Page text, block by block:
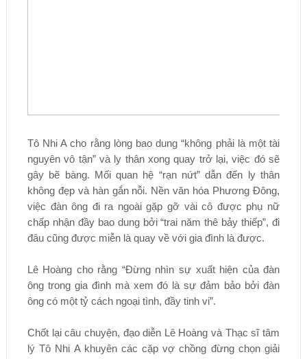
Tô Nhi A cho rằng lòng bao dung “không phải là một tài
nguyên vô tận” và ly thân xong quay trở lại, việc đó sẽ
gây bẽ bàng. Mối quan hệ “rạn nứt” dẫn đến ly thân
không đẹp và hàn gắn nỗi. Nền văn hóa Phương Đông,
việc đàn ông đi ra ngoài gặp gỡ vài cô được phụ nữ
chấp nhận đầy bao dung bởi “trai năm thê bảy thiếp”, đi
đâu cũng được miễn là quay về với gia đình là được.
Lê Hoàng cho rằng “Đừng nhìn sự xuất hiện của đàn
ông trong gia đình mà xem đó là sự đảm bảo bởi đàn
ông có một tỷ cách ngoại tình, đầy tinh vi”.
Chốt lại câu chuyện, đạo diễn Lê Hoàng và Thạc sĩ tâm
lý Tô Nhi A khuyên các cặp vợ chồng đừng chọn giải